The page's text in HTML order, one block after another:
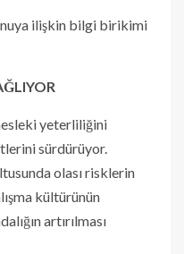
ilişkin bilgi birikimi
yeterliliğini
sürdürüyor.
olası risklerin
kültürünün
artırılması